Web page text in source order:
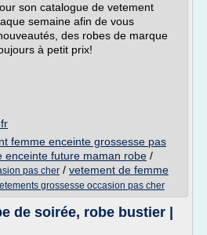
son catalogue de vetement
semaine afin de vous
des robes de marque
à petit prix!
femme enceinte grossesse pas
enceinte future maman robe /
pas cher / vetement de femme
grossesse occasion pas cher
de soirée, robe bustier |